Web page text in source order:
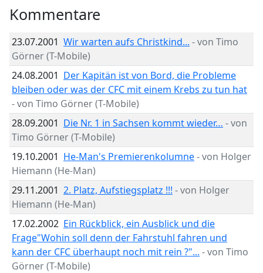
Kommentare
23.07.2001 Wir warten aufs Christkind... - von Timo
Görner (T-Mobile)
24.08.2001 Der Kapitän ist von Bord, die Probleme
bleiben oder was der CFC mit einem Krebs zu tun hat
- von Timo Görner (T-Mobile)
28.09.2001 Die Nr. 1 in Sachsen kommt wieder… - von
Timo Görner (T-Mobile)
19.10.2001 He-Man's Premierenkolumne- von Holger
Hiemann (He-Man)
29.11.2001 2. Platz, Aufstiegsplatz !!! - von Holger
Hiemann (He-Man)
17.02.2002 Ein Rückblick, ein Ausblick und die
Frage"Wohin soll denn der Fahrstuhl fahren und
kann der CFC überhaupt noch mit rein ?"... - von Timo
Görner (T-Mobile)